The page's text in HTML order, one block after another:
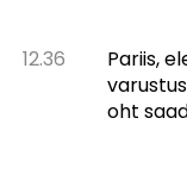
12.36
Pariis,
oht